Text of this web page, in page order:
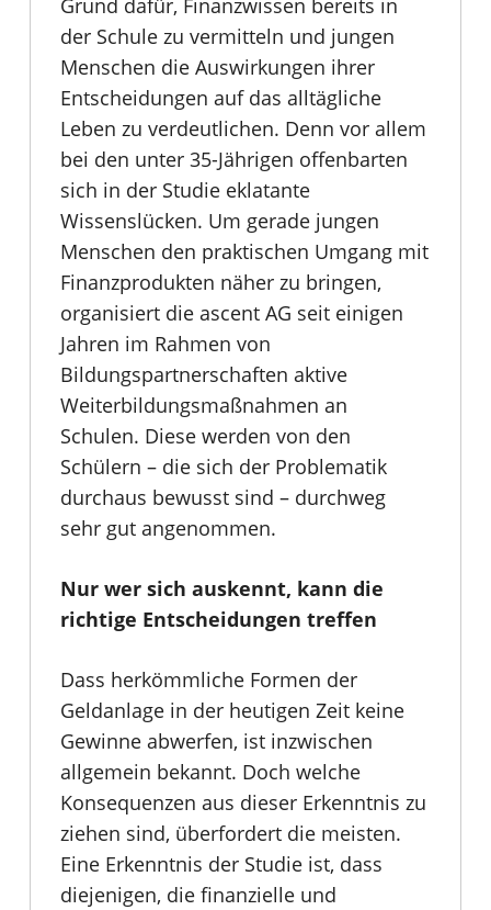
Grund dafür, Finanzwissen bereits in
der Schule zu vermitteln und jungen
Menschen die Auswirkungen ihrer
Entscheidungen auf das alltägliche
Leben zu verdeutlichen. Denn vor allem
bei den unter 35-Jährigen offenbarten
sich in der Studie eklatante
Wissenslücken. Um gerade jungen
Menschen den praktischen Umgang mit
Finanzprodukten näher zu bringen,
organisiert die ascent AG seit einigen
Jahren im Rahmen von
Bildungspartnerschaften aktive
Weiterbildungsmaßnahmen an
Schulen. Diese werden von den
Schülern – die sich der Problematik
durchaus bewusst sind – durchweg
sehr gut angenommen.
Nur wer sich auskennt, kann die
richtige Entscheidungen treffen
Dass herkömmliche Formen der
Geldanlage in der heutigen Zeit keine
Gewinne abwerfen, ist inzwischen
allgemein bekannt. Doch welche
Konsequenzen aus dieser Erkenntnis zu
ziehen sind, überfordert die meisten.
Eine Erkenntnis der Studie ist, dass
diejenigen, die finanzielle und